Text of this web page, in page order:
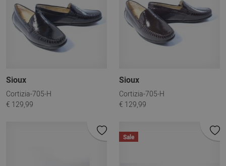
Sioux
Cortizia-705-H
€ 129,99
Sioux
Cortizia-705-H
€ 129,99
Sale